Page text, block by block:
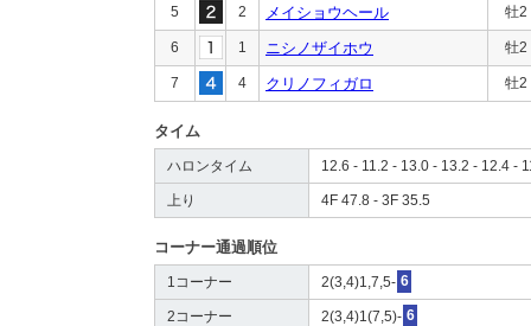
5 2 メイショウヘール 牡2
6 1 ニシノザイホウ 牡2
7 4 クリノフィガロ 牡2
タイム
ハロンタイム 12.6 - 11.2 - 13.0 - 13.2 - 12.4 -
上り 4F 47.8 - 3F 35.5
コーナー通過順位
1コーナー 2(3,4)1,7,5- 6
2コーナー 2(3,4)1(7,5)- 6